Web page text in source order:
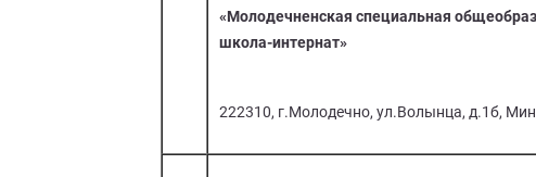
«Молодечненская специальная
школа-интернат»
222310, г.Молодечно, ул.Волынца, д.1б,